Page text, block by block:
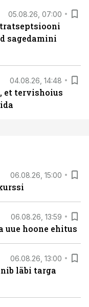
05.08.26, 07:00
sagedamini
04.08.26, 14:48
et tervishoius
06.08.26, 15:00
06.08.26, 13:59
uue hoone ehitus
06.08.26, 13:00
läbi targa